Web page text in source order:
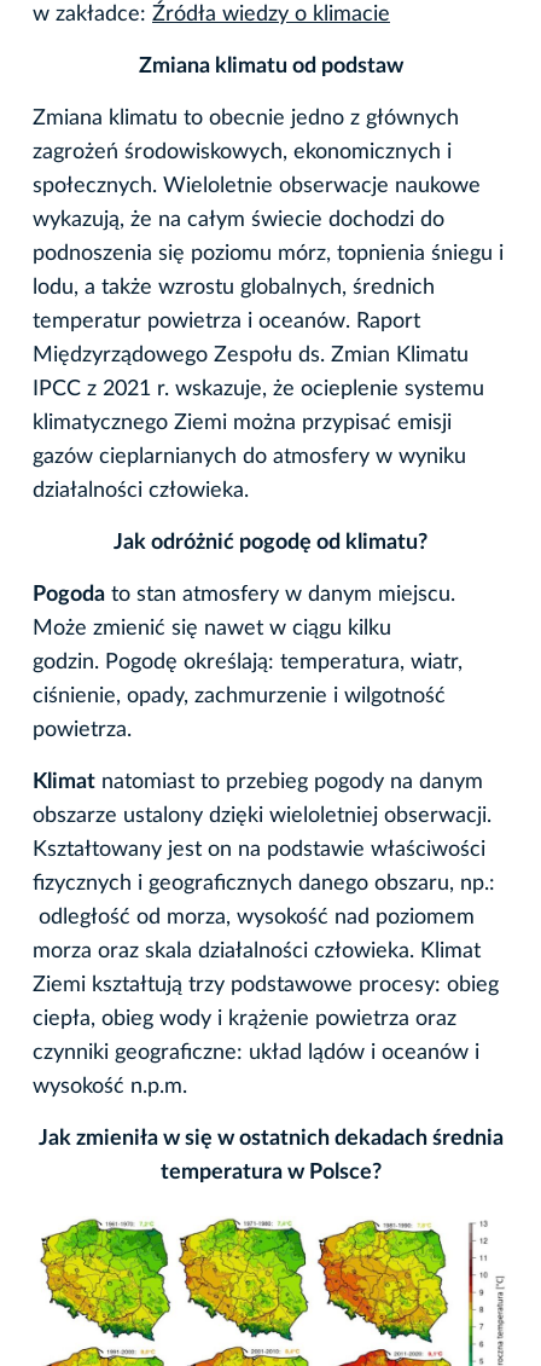
w zakładce: Źródła wiedzy o klimacie
Zmiana klimatu od podstaw
Zmiana klimatu to obecnie jedno z głównych
zagrożeń środowiskowych, ekonomicznych i
społecznych. Wieloletnie obserwacje naukowe
wykazują, że na całym świecie dochodzi do
podnoszenia się poziomu mórz, topnienia śniegu i
lodu, a także wzrostu globalnych, średnich
temperatur powietrza i oceanów. Raport
Międzyrządowego Zespołu ds. Zmian Klimatu
IPCC z 2021 r. wskazuje, że ocieplenie systemu
klimatycznego Ziemi można przypisać emisji
gazów cieplarnianych do atmosfery w wyniku
działalności człowieka.
Jak odróżnić pogodę od klimatu?
Pogoda to stan atmosfery w danym miejscu.
Może zmienić się nawet w ciągu kilku
godzin. Pogodę określają: temperatura, wiatr,
ciśnienie, opady, zachmurzenie i wilgotność
powietrza.
Klimat natomiast to przebieg pogody na danym
obszarze ustalony dzięki wieloletniej obserwacji.
Kształtowany jest on na podstawie właściwości
fizycznych i geograficznych danego obszaru, np.:
odległość od morza, wysokość nad poziomem
morza oraz skala działalności człowieka. Klimat
Ziemi kształtują trzy podstawowe procesy: obieg
ciepła, obieg wody i krążenie powietrza oraz
czynniki geograficzne: układ lądów i oceanów i
wysokość n.p.m.
Jak zmieniła w się w ostatnich dekadach średnia
temperatura w Polsce?